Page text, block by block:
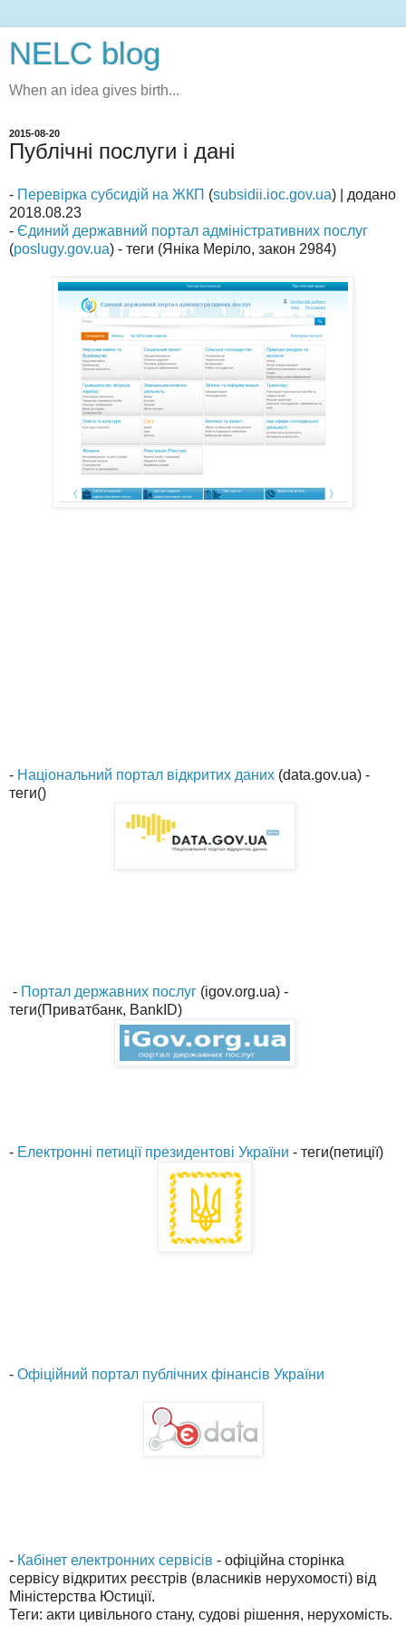
NELC blog
When an idea gives birth...
2015-08-20
Публічні послуги і дані
- Перевірка субсидій на ЖКП (subsidii.ioc.gov.ua) | додано
2018.08.23
- Єдиний державний портал адміністративних послуг
(poslugy.gov.ua) - теги (Яніка Меріло, закон 2984)
- Національний портал відкритих даних (data.gov.ua) -
теги()
- Портал державних послуг (igov.org.ua) -
теги(Приватбанк, BankID)
- Електронні петиції президентові України - теги(петиції)
- Офіційний портал публічних фінансів України
- Кабінет електронних сервісів - офіційна сторінка
сервісу відкритих реєстрів (власників нерухомості) від
Міністерства Юстиції.
Теги: акти цивільного стану, судові рішення, нерухомість.